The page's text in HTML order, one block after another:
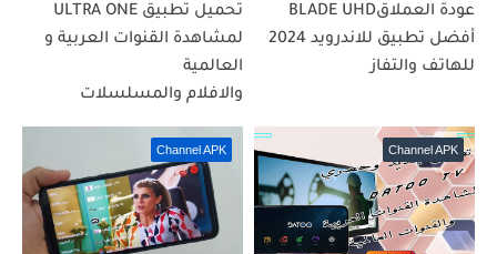
عودة العملاقBLADE UHD
أفضل تطبيق للاندرويد 2024
للهاتف والتفاز
تحميل تطبيق ULTRA ONE
لمشاهدة القنوات العربية و
العالمية
والافلام والمسلسلات
Channel APK
Channel APK